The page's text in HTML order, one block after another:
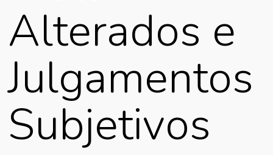
Alterados e
Julgamentos
Subjetivos